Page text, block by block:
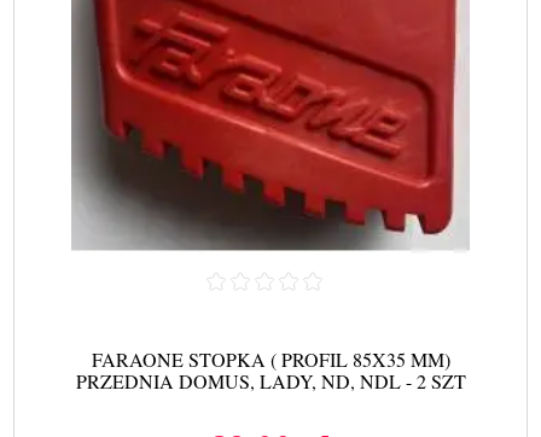
FARAONE STOPKA ( PROFIL 85X35 MM)
PRZEDNIA DOMUS, LADY, ND, NDL - 2 SZT